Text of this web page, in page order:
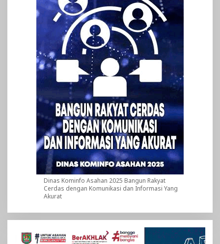
Dinas Kominfo Asahan 2025 Bangun Rakyat
Cerdas dengan Komunikasi dan Informasi Yang
Akurat
Pemutar
Video